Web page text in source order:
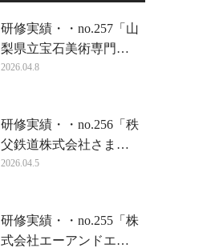
研修実績・・no.257「山
梨県立宝石美術専門…
2026.04.8
研修実績・・no.256「秩
父鉄道株式会社さま…
2026.04.5
研修実績・・no.255「株
式会社エーアンドエ…